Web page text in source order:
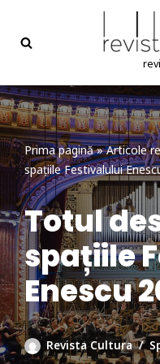
Sari
conținut
Prima pagină»Articole
spațiile Festivalului
Totul
spațiile
Enescu
Revista Cultura